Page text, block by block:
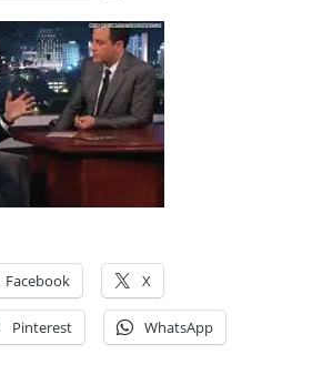
Facebook X
Pinterest WhatsApp